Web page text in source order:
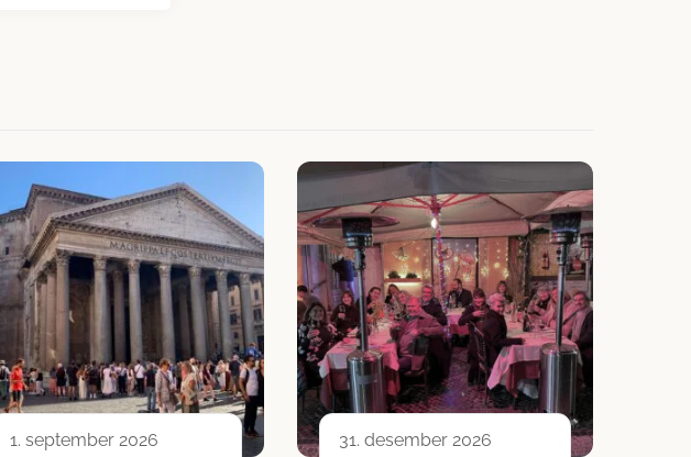
1. september 2026
31. desember 2026